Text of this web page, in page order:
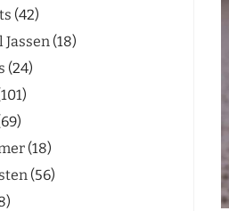
42
Jassen 18
24
101
69
18
56